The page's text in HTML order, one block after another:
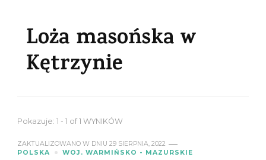
Loża masońska w
Kętrzynie
Pokazuje: 1 - 1 of 1 WYNIKÓW
ZAKTUALIZOWANO W DNIU 29 SIERPNIA, 2022
POLSKA
WOJ. WARMIŃSKO - MAZURSKIE